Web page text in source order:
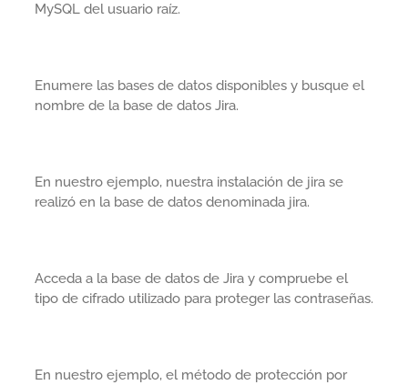
MySQL del usuario raíz.
Enumere las bases de datos disponibles y busque el
nombre de la base de datos Jira.
En nuestro ejemplo, nuestra instalación de jira se
realizó en la base de datos denominada jira.
Acceda a la base de datos de Jira y compruebe el
tipo de cifrado utilizado para proteger las contraseñas.
En nuestro ejemplo, el método de protección por